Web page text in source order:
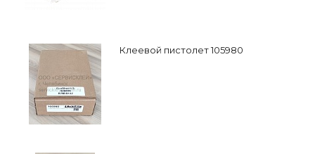
Клеевой пистолет 105980